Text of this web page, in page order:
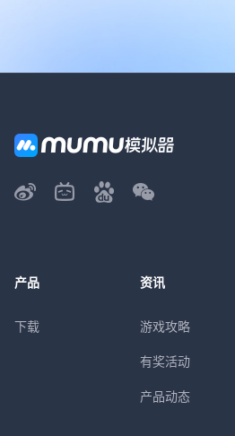
产品
下载
资讯
游戏攻略
有奖活动
产品动态